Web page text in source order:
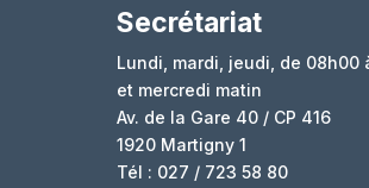
Secrétariat
Lundi, mardi, jeudi, de 08h00
et mercredi matin
Av. de la Gare 40 / CP 416
1920 Martigny 1
Tél : 027 / 723 58 80